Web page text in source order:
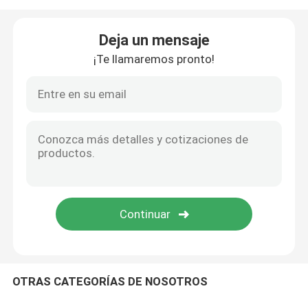
Torre ligera móvil
rafadoras de subterráneo
Motor eléctrico de corriente alterna
Deja un mensaje
¡Te llamaremos pronto!
OTRAS CATEGORÍAS DE NOSOTROS